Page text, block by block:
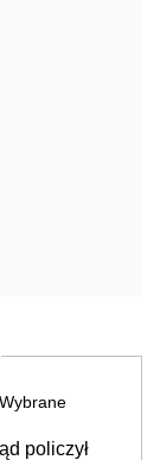
Wybrane
policzył